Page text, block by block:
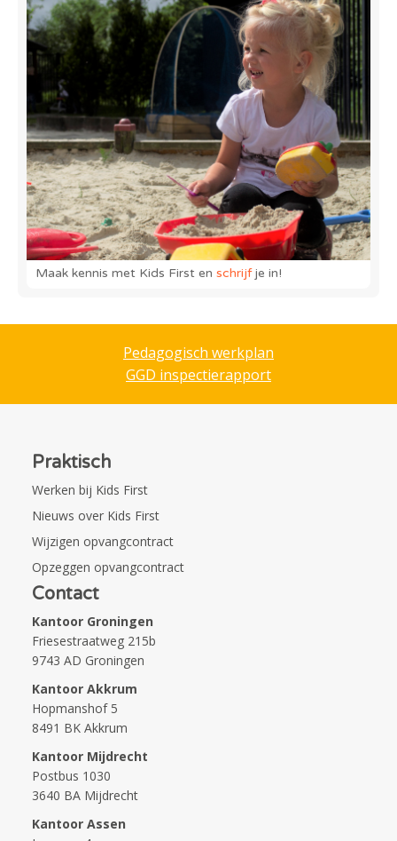
Maak kennis met Kids First en schrijfje in!
Pedagogisch werkplan
GGD inspectierapport
Praktisch
Werken bij Kids First
Nieuws over Kids First
Wijzigen opvangcontract
Opzeggen opvangcontract
Contact
Kantoor Groningen
Friesestraatweg 215b
9743 AD Groningen
Kantoor Akkrum
Hopmanshof 5
8491 BK Akkrum
Kantoor Mijdrecht
Postbus 1030
3640 BA Mijdrecht
Kantoor Assen